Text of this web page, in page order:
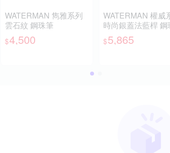
WATERMAN 雋雅系列
雲石紋 鋼珠筆
$4,500
WATERMAN 權威
時尚銀蓋法藍桿 鋼
$5,865